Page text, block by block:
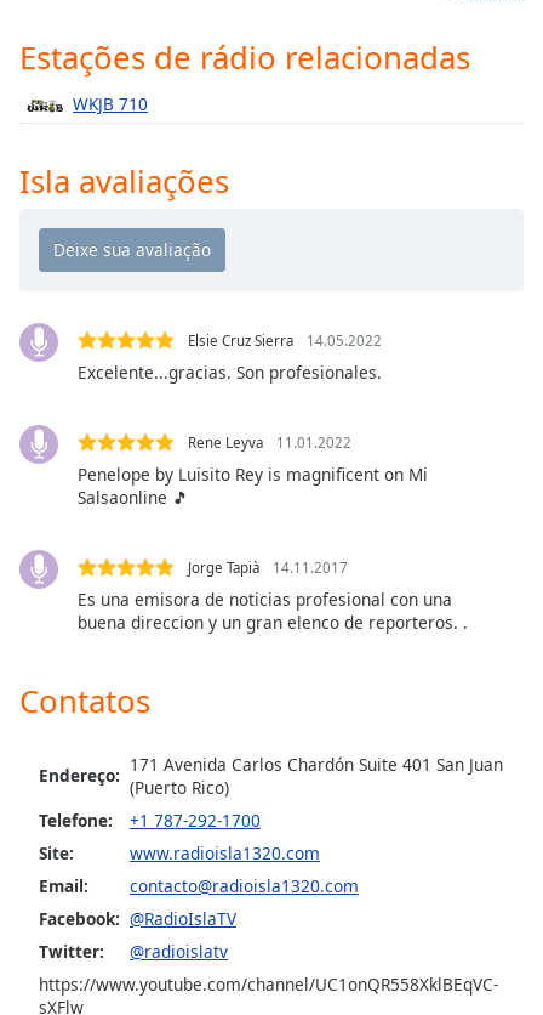
Playback
Rate
Chapters
descriptions
off,
Subtitles
settings
opens
subtitles
settings
subtitles
off
selected
Fullscreen
modal
window.
Beginning
Estações de rádio relacionadas
WKJB 710
Isla avaliações
Elsie Cruz Sierra 14.05.2022
Excelente...gracias. Son profesionales.
Rene Leyva 11.01.2022
Penelope by Luisito Rey is magnificent on Mi
Salsaonline 🎵
Jorge Tapià 14.11.2017
Es una emisora de noticias profesional con una
buena direccion y un gran elenco de reporteros. .
Contatos
Endereço: 171 Avenida Carlos Chardón Suite 401 San Juan
(Puerto Rico)
Telefone:
+1 787-292-1700
Site:
www.radioisla1320.com
Email:
contacto@radioisla1320.com
Facebook: @RadioIslaTV
Twitter:
@radioislatv
https://www.youtube.com/channel/UC1onQR558XklBEqVC-
sXFlw